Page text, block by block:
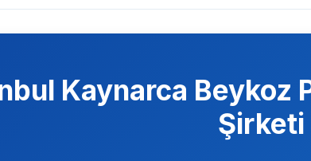
Kaynarca Beykoz
Şirketi